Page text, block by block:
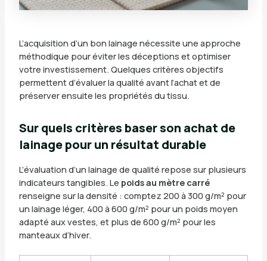
L’acquisition d’un bon lainage nécessite une approche
méthodique pour éviter les déceptions et optimiser
votre investissement. Quelques critères objectifs
permettent d’évaluer la qualité avant l’achat et de
préserver ensuite les propriétés du tissu.
Sur quels critères baser son achat de
lainage pour un résultat durable
L’évaluation d’un lainage de qualité repose sur plusieurs
indicateurs tangibles. Le poids au mètre carré
renseigne sur la densité : comptez 200 à 300 g/m² pour
un lainage léger, 400 à 600 g/m² pour un poids moyen
adapté aux vestes, et plus de 600 g/m² pour les
manteaux d’hiver.